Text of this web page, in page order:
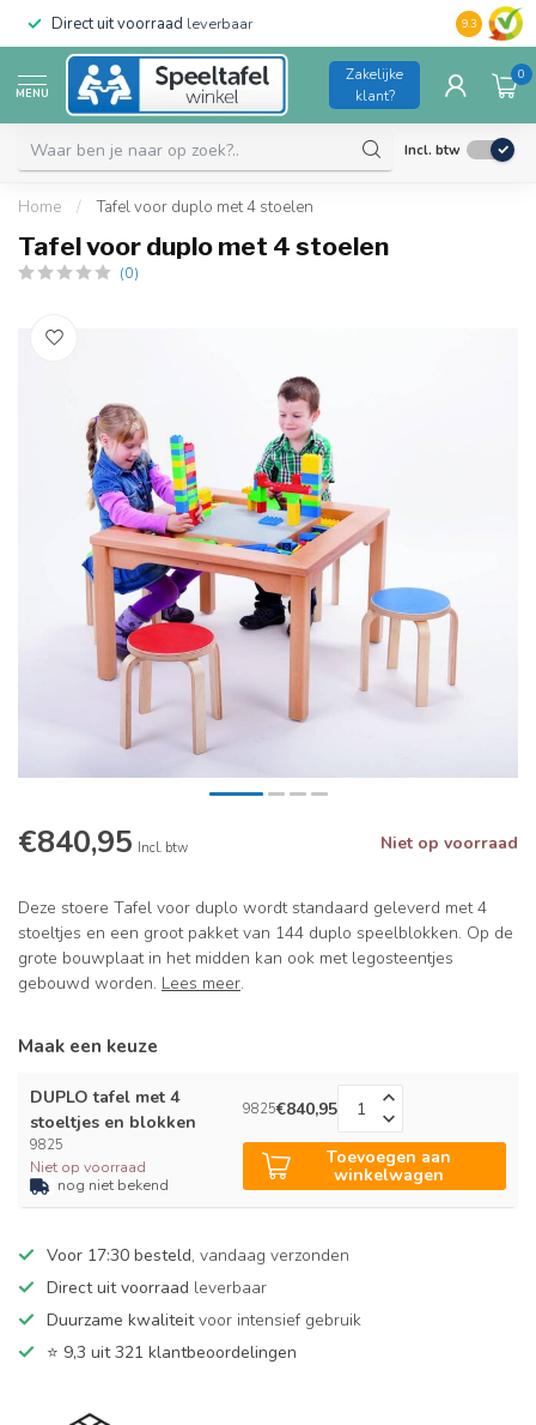
Direct uit voorraad leverbaar Duurzame
9.3
MENU
Zakelijke
klant?
0
Incl. btw
Home / Tafel voor duplo met 4 stoelen
Tafel voor duplo met 4 stoelen
(0)
€840,95 Incl. btw Niet op voorraad
Deze stoere Tafel voor duplo wordt standaard geleverd met 4
stoeltjes en een groot pakket van 144 duplo speelblokken. Op de
grote bouwplaat in het midden kan ook met legosteentjes
gebouwd worden. Lees meer.
Maak een keuze
DUPLO tafel met 4
stoeltjes en blokken
9825
Niet op voorraad
nog niet bekend
9825€840,95
Toevoegen aan
winkelwagen
Voor 17:30 besteld, vandaag verzonden
Direct uit voorraad leverbaar
Duurzame kwaliteitvoor intensief gebruik
⭐ 9,3 uit 321 klantbeoordelingen